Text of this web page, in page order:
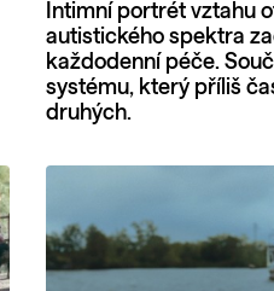
Intimní portrét vztahu
autistického spektra
každodenní péče.
systému, který příliš
druhých.